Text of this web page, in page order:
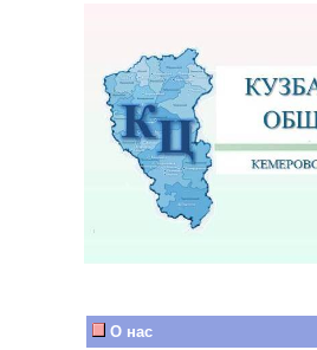
О нас